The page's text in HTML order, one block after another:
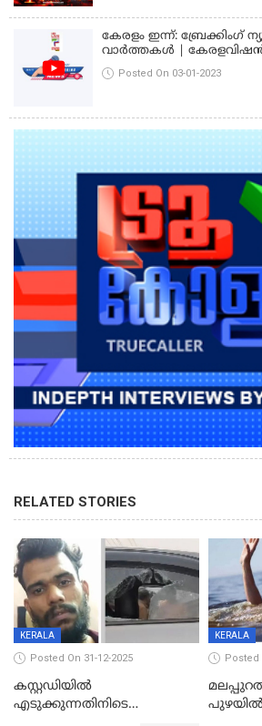
കേരളം ഇന്ന്: ബ്രേക്കിംഗ്
വാർത്തകൾ |
Posted On 03-01-2023
RELATED STORIES
KERALA
Posted On 31-12-2025
കസ്റ്റഡിയിൽ
എടുക്കുന്നതിനിടെ
KERALA
Posted
പുഴയിൽ